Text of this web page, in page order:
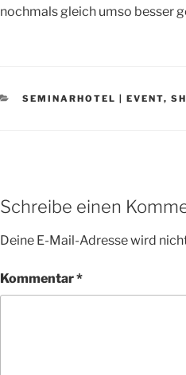
nochmals gleich umso besser
CATEGORIES
SEMINARHOTEL | EVENT,
Schreibe einen
Deine E-Mail-Adresse wird
Kommentar*